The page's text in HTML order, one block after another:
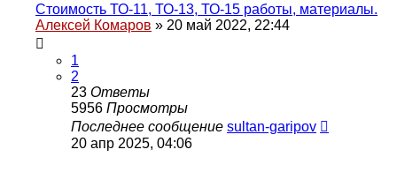
Стоимость ТО-11, ТО-13, ТО-15 работы, материалы.
Алексей Комаров » 20 май 2022, 22:44
1
2
23 Ответы
5956 Просмотры
Последнее сообщение sultan-garipov
20 апр 2025, 04:06